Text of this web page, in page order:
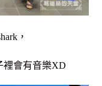
，
裡會有音樂XD